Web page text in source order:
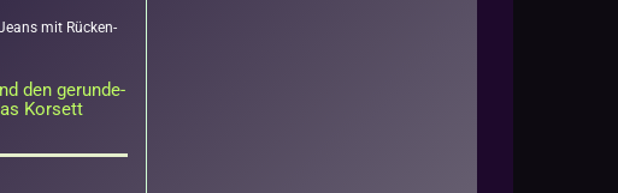
mit Rü­cken­
den ge­run­de­
Kor­sett